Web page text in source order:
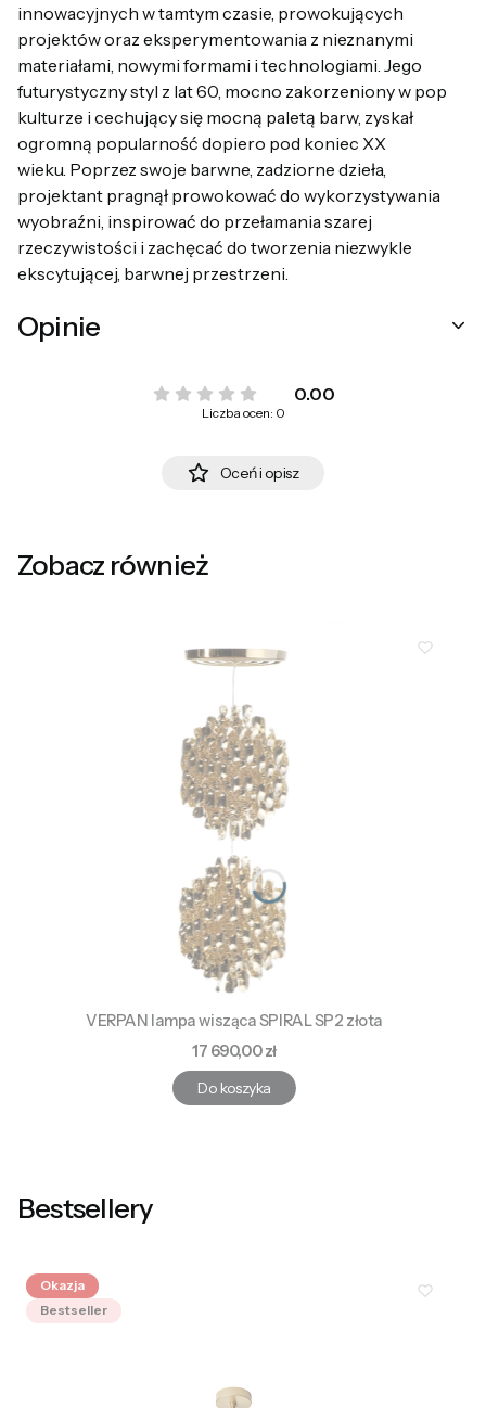
innowacyjnych w tamtym czasie, prowokujących
projektów oraz eksperymentowania z nieznanymi
materiałami, nowymi formami i technologiami. Jego
futurystyczny styl z lat 60, mocno zakorzeniony w pop
kulturze i cechujący się mocną paletą barw, zyskał
ogromną popularność dopiero pod koniec XX
wieku. Poprzez swoje barwne, zadziorne dzieła,
projektant pragnął prowokować do wykorzystywania
wyobraźni, inspirować do przełamania szarej
rzeczywistości i zachęcać do tworzenia niezwykle
ekscytującej, barwnej przestrzeni.
Opinie
0.00
Liczba ocen: 0
Oceń i opisz
Zobacz również
VERPAN lampa wisząca SPIRAL SP2 złota
Cena
17 690,00 zł
Do koszyka
Bestsellery
Okazja
Bestseller